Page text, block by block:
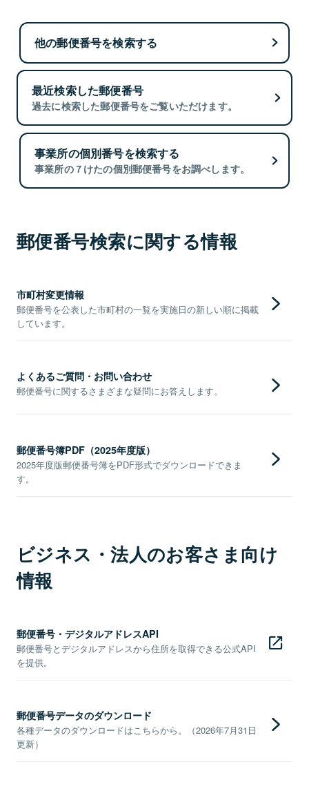
他の郵便番号を検索する
最近検索した郵便番号
過去に検索した郵便番号をご覧いただけます。
事業所の個別番号を検索する
事業所の７けたの個別郵便番号をお調べします。
郵便番号検索に関する情報
市町村変更情報
郵便番号を公表した市町村の一覧を実施日の新しい順に掲載
しています。
よくあるご質問・お問い合わせ
郵便番号に関するさまざまな疑問にお答えします。
郵便番号簿PDF（2025年度版）
2025年度版郵便番号簿をPDF形式でダウンロードできま
す。
ビジネス・法人のお客さま向け
情報
郵便番号・デジタルアドレスAPI
郵便番号とデジタルアドレスから住所を取得できる公式API
を提供。
郵便番号データのダウンロード
各種データのダウンロードはこちらから。（2026年7月31日
更新）